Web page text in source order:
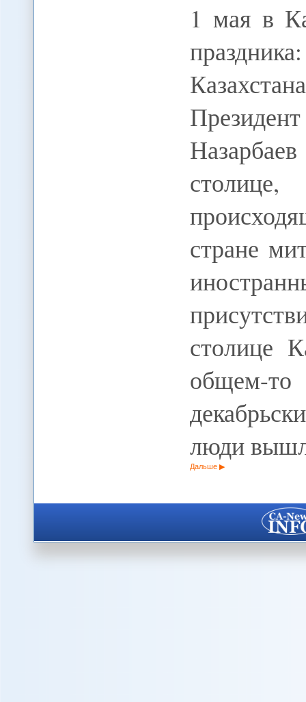
1 мая в
стране
столице
общем-
люди
Дальше